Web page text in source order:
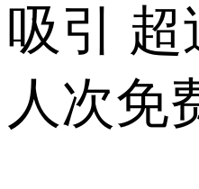
吸引 超
人次免